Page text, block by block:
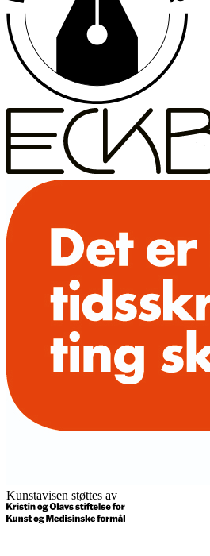
Kunstavisen støttes av